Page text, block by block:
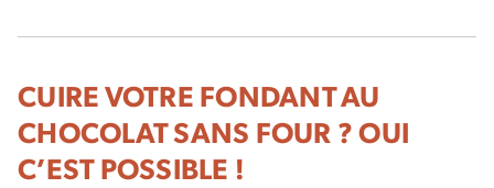
CUIRE VOTRE FONDANT AU
CHOCOLAT SANS FOUR ? OUI
C’EST POSSIBLE !